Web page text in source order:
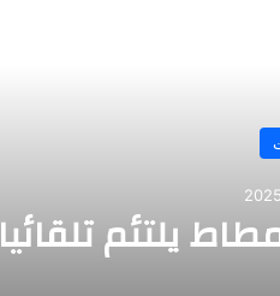
يلتئم تلقائيا